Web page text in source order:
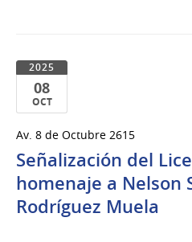
2025
08
OCT
de
Oct
del
2025
Av. 8 de Octubre 2615
Señalización del
homenaje a Nelson
Rodríguez Muela